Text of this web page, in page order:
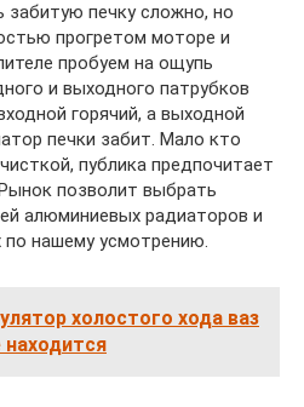
забитую печку сложно, но
прогретом моторе и
пробуем на ощупь
и выходного патрубков
горячий, а выходной
печки забит. Мало кто
публика предпочитает
позволит выбрать
алюминиевых радиаторов и
нашему усмотрению.
холостого хода ваз